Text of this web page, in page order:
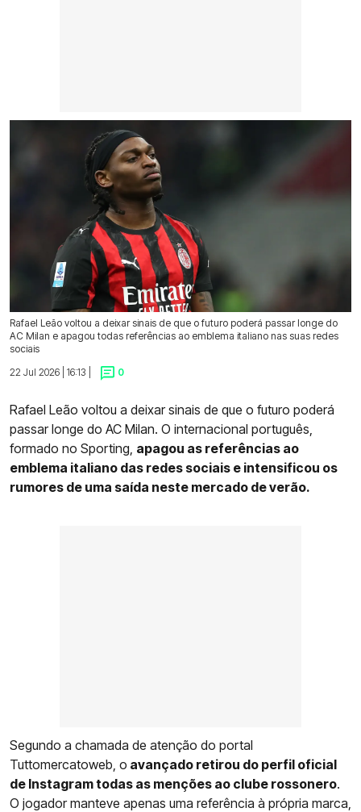
Rafael Leão voltou a deixar sinais de que o futuro poderá passar longe do
AC Milan e apagou todas referências ao emblema italiano nas suas redes
sociais
22 Jul 2026 | 16:13 |
0
Rafael Leão voltou a deixar sinais de que o futuro poderá
passar longe do AC Milan. O internacional português,
formado no Sporting, apagou as referências ao
emblema italiano das redes sociais e intensificou os
rumores de uma saída neste mercado de verão.
Segundo a chamada de atenção do portal
Tuttomercatoweb, o avançado retirou do perfil oficial
de Instagram todas as menções ao clube rossonero.
O jogador manteve apenas uma referência à própria marca,